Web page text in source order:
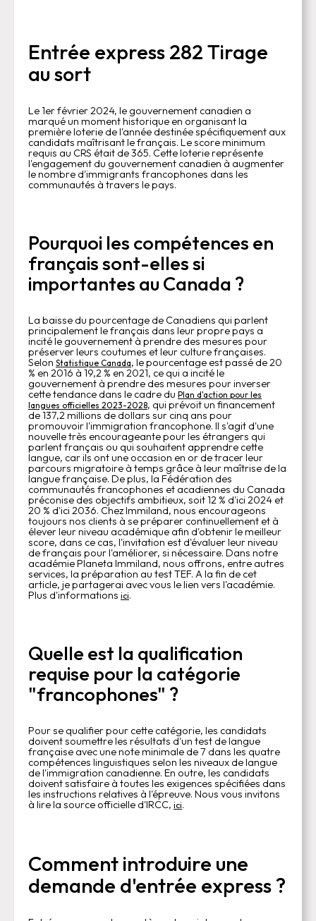
Entrée express 282 Tirage
au sort
Le 1er février 2024, le gouvernement canadien a
marqué un moment historique en organisant la
première loterie de l'année destinée spécifiquement aux
candidats maîtrisant le français. Le score minimum
requis au CRS était de 365. Cette loterie représente
l'engagement du gouvernement canadien à augmenter
le nombre d'immigrants francophones dans les
communautés à travers le pays.
Pourquoi les compétences en
français sont-elles si
importantes au Canada ?
La baisse du pourcentage de Canadiens qui parlent
principalement le français dans leur propre pays a
incité le gouvernement à prendre des mesures pour
préserver leurs coutumes et leur culture françaises.
Selon Statistique Canada, le pourcentage est passé de 20
% en 2016 à 19,2 % en 2021, ce qui a incité le
gouvernement à prendre des mesures pour inverser
cette tendance dans le cadre du Plan d'action pour les
langues officielles 2023-2028, qui prévoit un financement
de 137,2 millions de dollars sur cinq ans pour
promouvoir l'immigration francophone. Il s'agit d'une
nouvelle très encourageante pour les étrangers qui
parlent français ou qui souhaitent apprendre cette
langue, car ils ont une occasion en or de tracer leur
parcours migratoire à temps grâce à leur maîtrise de la
langue française. De plus, la Fédération des
communautés francophones et acadiennes du Canada
préconise des objectifs ambitieux, soit 12 % d'ici 2024 et
20 % d'ici 2036. Chez Immiland, nous encourageons
toujours nos clients à se préparer continuellement et à
élever leur niveau académique afin d'obtenir le meilleur
score, dans ce cas, l'invitation est d'évaluer leur niveau
de français pour l'améliorer, si nécessaire. Dans notre
académie Planeta Immiland, nous offrons, entre autres
services, la préparation au test TEF. A la fin de cet
article, je partagerai avec vous le lien vers l'académie.
Plus d'informations ici.
Quelle est la qualification
requise pour la catégorie
"francophones" ?
Pour se qualifier pour cette catégorie, les candidats
doivent soumettre les résultats d'un test de langue
française avec une note minimale de 7 dans les quatre
compétences linguistiques selon les niveaux de langue
de l'immigration canadienne. En outre, les candidats
doivent satisfaire à toutes les exigences spécifiées dans
les instructions relatives à l'épreuve. Nous vous invitons
à lire la source officielle d'IRCC, ici.
Comment introduire une
demande d'entrée express ?